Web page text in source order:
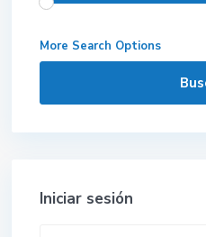
More Search Options
Iniciar sesión